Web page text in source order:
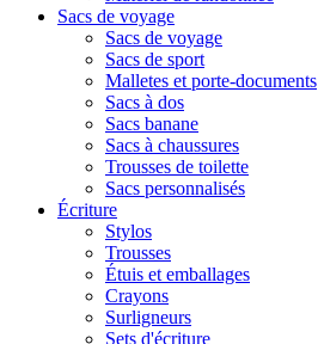
Sacs de voyage
Sacs de voyage
Sacs de sport
Malletes et porte-documents
Sacs à dos
Sacs banane
Sacs à chaussures
Trousses de toilette
Sacs personnalisés
Écriture
Stylos
Trousses
Étuis et emballages
Crayons
Surligneurs
Sets d'écriture